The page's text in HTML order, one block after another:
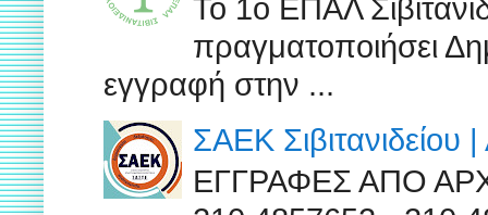
Το 1ο ΕΠΑΛ
πραγματοποιήσει
εγγραφή στην ...
ΣΑΕΚ Σιβιτανιδείου
ΕΓΓΡΑΦΕΣ ΑΠΟ